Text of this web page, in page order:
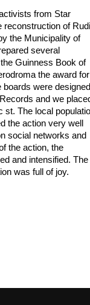
from Star
reconstruction of Rudi
the Municipality of
several
Guinness Book of
the award for
were designed
and we
st. The local
the action very well
social networks and
the action, the
and intensified. The
was full of joy.